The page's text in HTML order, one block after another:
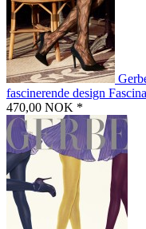
fascinerende design
470,00 NOK *